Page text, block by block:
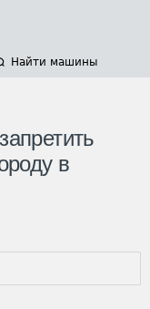
Найти машины
в